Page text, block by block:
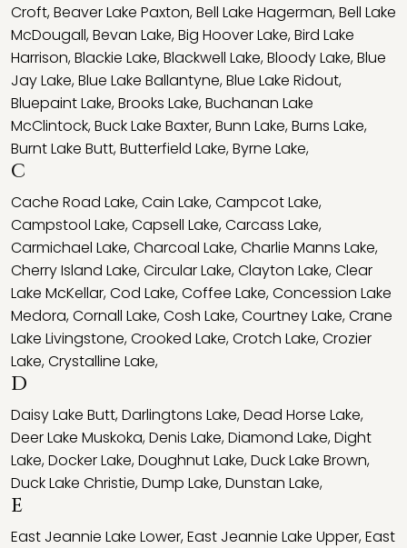
Croft,Beaver Lake Paxton,Bell Lake Hagerman,Bell Lake
McDougall,Bevan Lake,Big Hoover Lake,Bird Lake
Harrison,Blackie Lake,Blackwell Lake,Bloody Lake,Blue
Jay Lake,Blue Lake Ballantyne,Blue Lake Ridout,
Bluepaint Lake,Brooks Lake,Buchanan Lake
McClintock,Buck Lake Baxter,Bunn Lake,Burns Lake,
Burnt Lake Butt,Butterfield Lake,Byrne Lake,
C
Cache Road Lake,Cain Lake,Campcot Lake,
Campstool Lake,Capsell Lake,Carcass Lake,
Carmichael Lake,Charcoal Lake,Charlie Manns Lake,
Cherry Island Lake,Circular Lake,Clayton Lake,Clear
Lake McKellar,Cod Lake,Coffee Lake,Concession Lake
Medora,Cornall Lake,Cosh Lake,Courtney Lake,Crane
Lake Livingstone,Crooked Lake,Crotch Lake,Crozier
Lake,Crystalline Lake,
D
Daisy Lake Butt,Darlingtons Lake,Dead Horse Lake,
Deer Lake Muskoka,Denis Lake,Diamond Lake,Dight
Lake,Docker Lake,Doughnut Lake,Duck Lake Brown,
Duck Lake Christie,Dump Lake,Dunstan Lake,
E
East Jeannie Lake Lower,East Jeannie Lake Upper,East